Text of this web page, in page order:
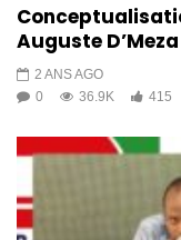
Auguste D’Meza
2 ANS AGO
0
36.9K 415